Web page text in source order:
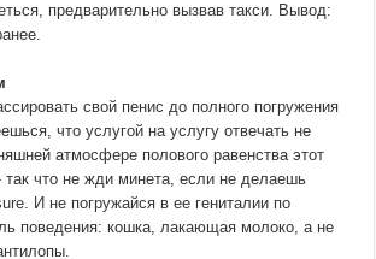
предварительно вызвав такси. Вывод:
свой пенис до полного погружения
что услугой на услугу отвечать не
атмосфере полового равенства этот
что не жди минета, если не делаешь
И не погружайся в ее гениталии по
поведения: кошка, лакающая молоко, а не